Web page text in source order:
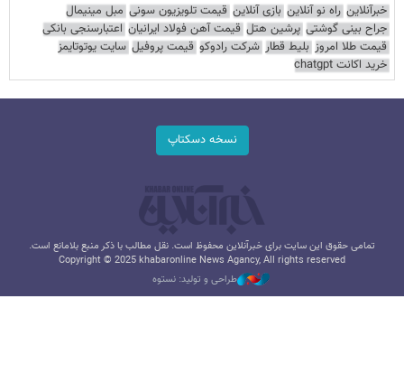
خبرآنلاین راه نو آنلاین بازی آنلاین قیمت تلویزیون سونی مبل مینیمال
جراح بینی گوشتی پرشین هتل قیمت آهن فولاد ایرانیان اعتبارسنجی بانکی
قیمت طلا امروز بلیط قطار شرکت رادوکو قیمت پروفیل سایت یوتوتایمز
خرید اکانت chatgpt
نسخه دسکتاپ
تمامی حقوق این سایت برای خبرآنلاین محفوظ است. نقل مطالب با ذکر منبع بلامانع است.
Copyright © 2025 khabaronline News Agancy, All rights reserved
طراحی و تولید: نستوه